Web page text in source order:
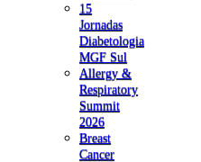
15
Jornadas
Diabetologia
MGF Sul
Allergy &
Respiratory
Summit
2026
Breast
Cancer